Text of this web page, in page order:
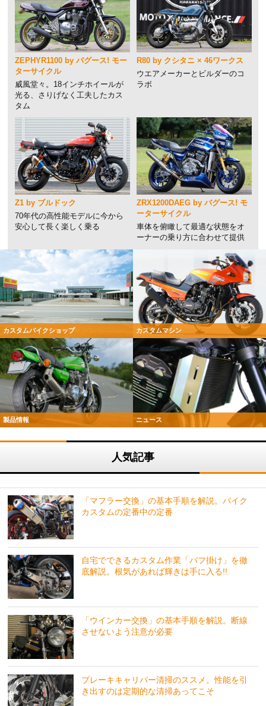
ZEPHYR1100 by バグース! モー
ターサイクル
威風堂々。18インチホイールが
光る、さりげなく工夫したカス
タム
R80 by クシタニ × 46ワークス
ウエアメーカーとビルダーのコ
ラボ
Z1 by ブルドック
70年代の高性能モデルに今から
安心して長く楽しく乗る
ZRX1200DAEG by バグース! モ
ーターサイクル
車体を俯瞰して最適な状態をオ
ーナーの乗り方に合わせて提供
カスタムバイクショップ カスタムマシン
製品情報 ニュース
人気記事
「マフラー交換」の基本手順を解説。バイク
カスタムの定番中の定番
自宅でできるカスタム作業「バフ掛け」を徹
底解説。根気があれば輝きは手に入る!!
「ウインカー交換」の基本手順を解説。断線
させないよう注意が必要
ブレーキキャリパー清掃のススメ。性能を引
き出すのは定期的な清掃あってこそ